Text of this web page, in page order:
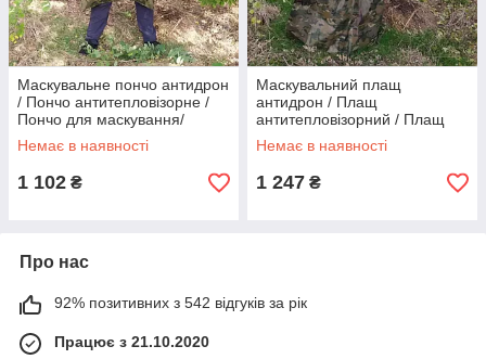
Маскувальне пончо антидрон
/ Пончо антитепловізорне /
Пончо для маскування/
Накидка камуфляж
мультикам Код/Артикул
Немає в наявності
1 102 ₴
Маскувальний плащ
антидрон / Плащ
антитепловізорний / Плащ
для маскування/ Накидка
камуфляж мультикам Код/
Немає в наявності
1 247 ₴
Про нас
92% позитивних з 542 відгуків за рік
Працює з 21.10.2020